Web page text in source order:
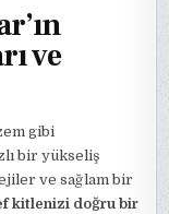
ve
gibi
bir yükseliş
ve sağlam bir
kitlenizi doğru bir